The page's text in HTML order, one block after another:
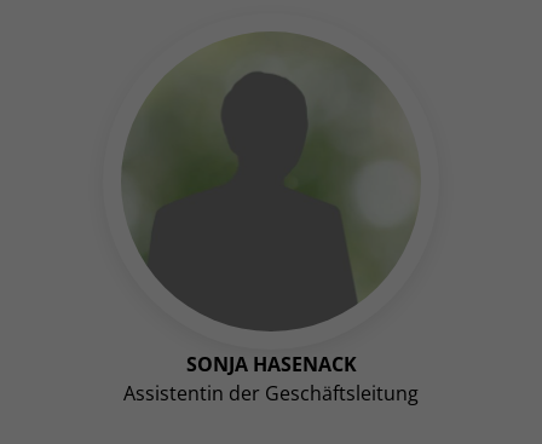
SONJA HASENACK
Assistentin der Geschäftsleitung